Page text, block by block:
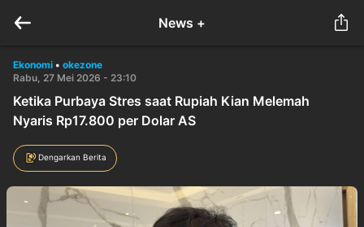
News +
Ekonomi • okezone
Rabu, 27 Mei 2026 - 23:10
Ketika Purbaya Stres saat Rupiah Kian Melemah
Nyaris Rp17.800 per Dolar AS
Dengarkan Berita